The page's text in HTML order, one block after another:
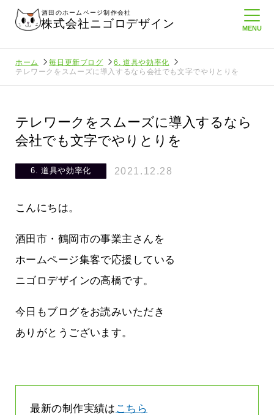
酒田のホームページ制作会社
株式会社ニゴロデザイン
ホーム 毎日更新ブログ
6. 道具や効率化
テレワークをスムーズに導入するなら会社でも文字でやりとりを
テレワークをスムーズに導入するなら
会社でも文字でやりとりを
6. 道具や効率化 2021.12.28
こんにちは。
酒田市・鶴岡市の事業主さんを
ホームページ集客で応援している
ニゴロデザインの高橋です。
今日もブログをお読みいただき
ありがとうございます。
最新の制作実績は こちら
を持
です
ニゴロ通信８月号が届きました！まも
なくまちがい探しが変わります
2026.07.27